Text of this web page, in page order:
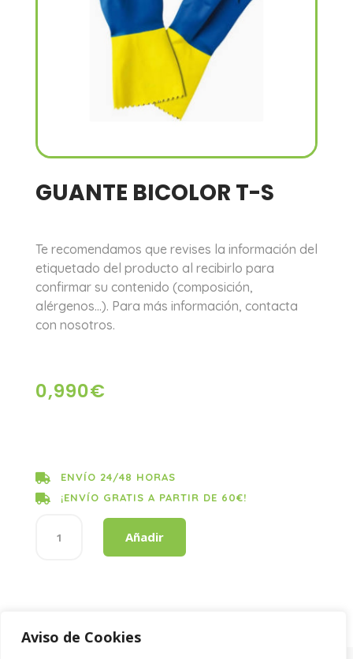
Aviso de Cookies
GUANTE BICOLOR T-S
Te recomendamos que revises la información del
etiquetado del producto al recibirlo para
confirmar su contenido (composición,
alérgenos…). Para más información, contacta
con nosotros.
0,990€
 ENVÍO 24/48 HORAS
 ¡ENVÍO GRATIS A PARTIR DE 60€!
BICOLOR
Añadir